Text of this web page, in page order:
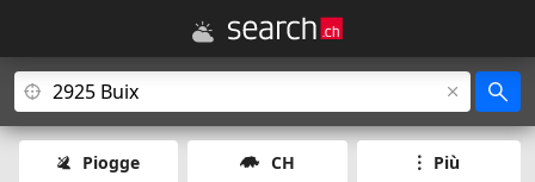
Piogge CH Più